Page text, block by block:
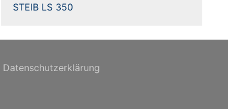
STEIB LS 350
Datenschutzerklärung